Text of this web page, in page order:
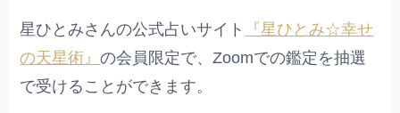
星ひとみさんの公式占いサイト
『星ひとみ☆幸せ
の天星術』の会員限定で、Zoomでの鑑定を抽選
で受けることができます。